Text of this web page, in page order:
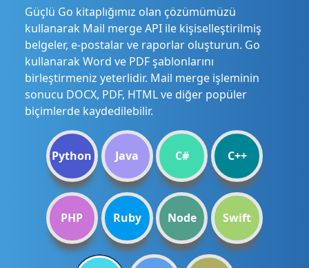
Güçlü Go kitaplığımız olan çözümümüzü
kullanarak Mail merge API ile kişiselleştirilmiş
belgeler, e-postalar ve raporlar oluşturun. Go
kullanarak Word ve PDF şablonlarını
birleştirmeniz yeterlidir. Mail merge işleminin
sonucu DOCX, PDF, HTML ve diğer popüler
biçimlerde kaydedilebilir.
Python Java C# C++
PHP Ruby Node Swift